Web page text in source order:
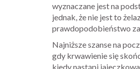
wyznaczane jest na
jednak, że nie jest to
prawdopodobieństwo
Najniższe szanse na
gdy krwawienie się
kiedy nastąpi